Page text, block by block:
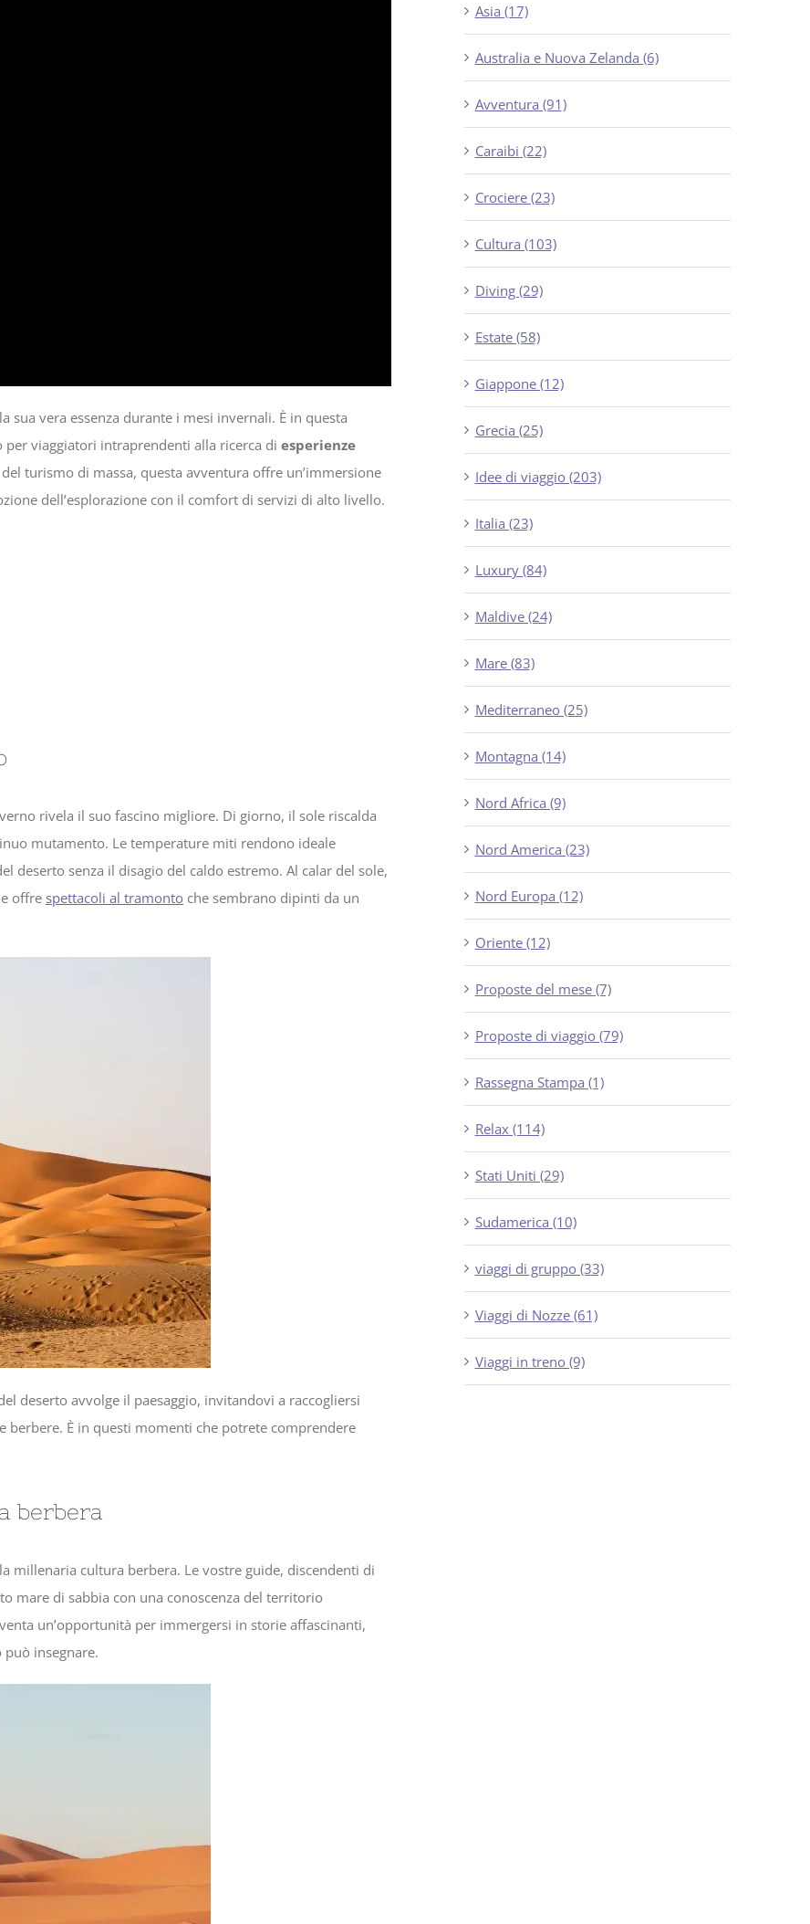
sua vera essenza durante i mesi invernali. È in questa
per viaggiatori intraprendenti alla ricerca di esperienze
turismo di massa, questa avventura offre un’immersione
dell’esplorazione con il comfort di servizi di alto livello.
rivela il suo fascino migliore. Di giorno, il sole riscalda
mutamento. Le temperature miti rendono ideale
deserto senza il disagio del caldo estremo. Al calar del sole,
offre spettacoli al tramonto che sembrano dipinti da un
deserto avvolge il paesaggio, invitandovi a raccogliersi
È in questi momenti che potrete comprendere
berbera
millenaria cultura berbera. Le vostre guide, discendenti di
mare di sabbia con una conoscenza del territorio
un’opportunità per immergersi in storie affascinanti,
può insegnare.
Asia (17)
Australia e Nuova Zelanda (6)
Avventura (91)
Caraibi (22)
Crociere (23)
Cultura (103)
Diving (29)
Estate (58)
Giappone (12)
Grecia (25)
Idee di viaggio (203)
Italia (23)
Luxury (84)
Maldive (24)
Mare (83)
Mediterraneo (25)
Montagna (14)
Nord Africa (9)
Nord America (23)
Nord Europa (12)
Oriente (12)
Proposte del mese (7)
Proposte di viaggio (79)
Rassegna Stampa (1)
Relax (114)
Stati Uniti (29)
Sudamerica (10)
viaggi di gruppo (33)
Viaggi di Nozze (61)
Viaggi in treno (9)